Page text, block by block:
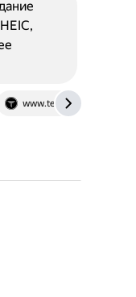
www.technadu.com